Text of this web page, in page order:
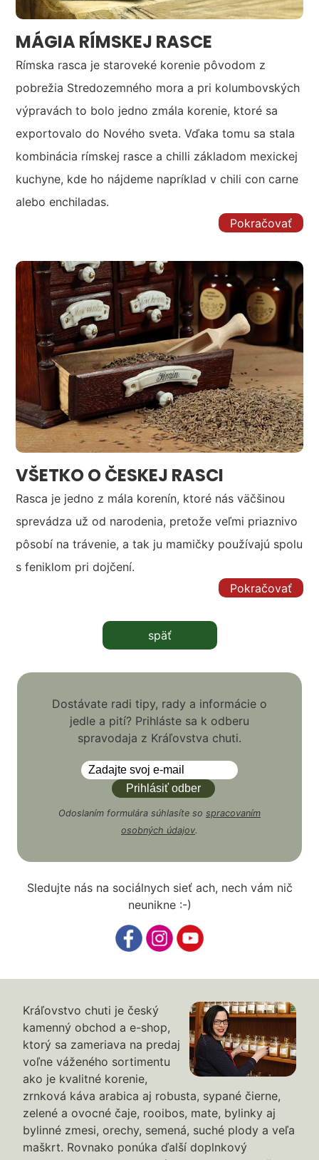
MÁGIA RÍMSKEJ RASCE
Rímska rasca je staroveké korenie pôvodom z
pobrežia Stredozemného mora a pri kolumbovských
výpravách to bolo jedno zmála korenie, ktoré sa
exportovalo do Nového sveta. Vďaka tomu sa stala
kombinácia rímskej rasce a chilli základom mexickej
kuchyne, kde ho nájdeme napríklad v chili con carne
alebo enchiladas.
Pokračovať
VŠETKO O ČESKEJ RASCI
Rasca je jedno z mála korenín, ktoré nás väčšinou
sprevádza už od narodenia, pretože veľmi priaznivo
pôsobí na trávenie, a tak ju mamičky používajú spolu
s feniklom pri dojčení.
Pokračovať
späť
Dostávate radi tipy, rady a informácie o
jedle a pití? Prihláste sa k odberu
spravodaja z Kráľovstva chuti.
Odoslaním formulára súhlasíte so spracovaním
osobných údajov.
Sledujte nás na sociálnych sieť ach, nech vám nič
neunikne :-)
Kráľovstvo chuti je český
kamenný obchod a e-shop,
ktorý sa zameriava na predaj
voľne váženého sortimentu
ako je kvalitné korenie,
zrnková káva arabica aj robusta, sypané čierne,
zelené a ovocné čaje, rooibos, mate, bylinky aj
bylinné zmesi, orechy, semená, suché plody a veľa
maškrt. Rovnako ponúka ďalší doplnkový